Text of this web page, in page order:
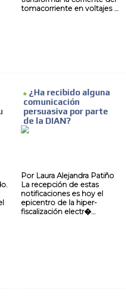
tomacorriente en voltajes ...
¿Ha recibido alguna
comunicación
persuasiva por parte
de la DIAN?
Por Laura Alejandra Patiño
La recepción de estas
notificaciones es hoy el
epicentro de la hiper-
fiscalización electr�...